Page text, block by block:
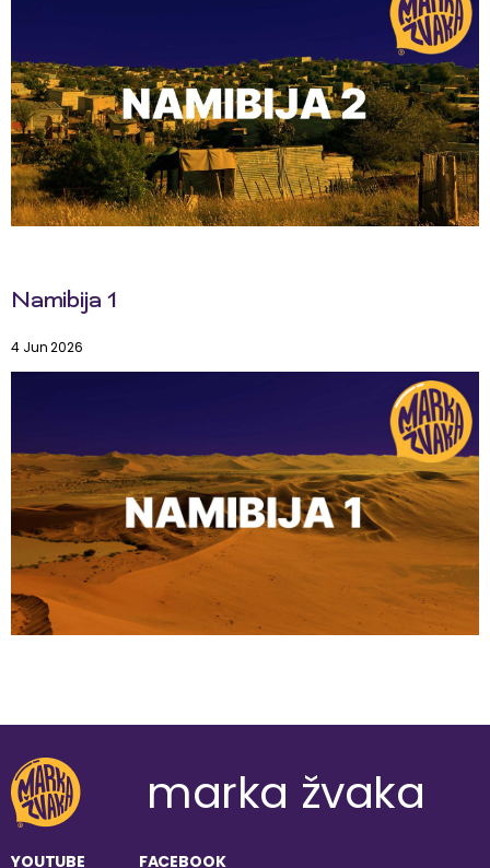
Namibija 1
4 Jun 2026
marka žvaka
YOUTUBE FACEBOOK